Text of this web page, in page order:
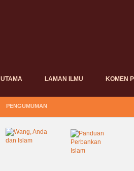
UTAMA LAMAN ILMU KOMEN
PENGUMUMAN